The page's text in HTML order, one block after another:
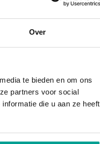
Over
te bieden en om ons
partners voor social
die u aan ze heeft